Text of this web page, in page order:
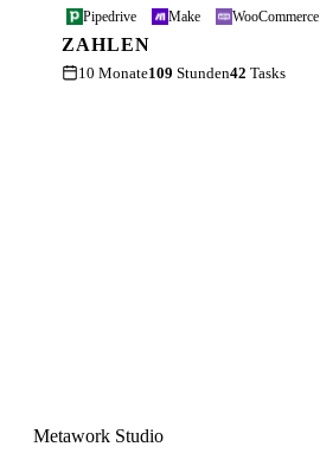
Pipedrive Make WooCommerce
ZAHLEN
10 Monate109 Stunden42 Tasks
Metawork Studio